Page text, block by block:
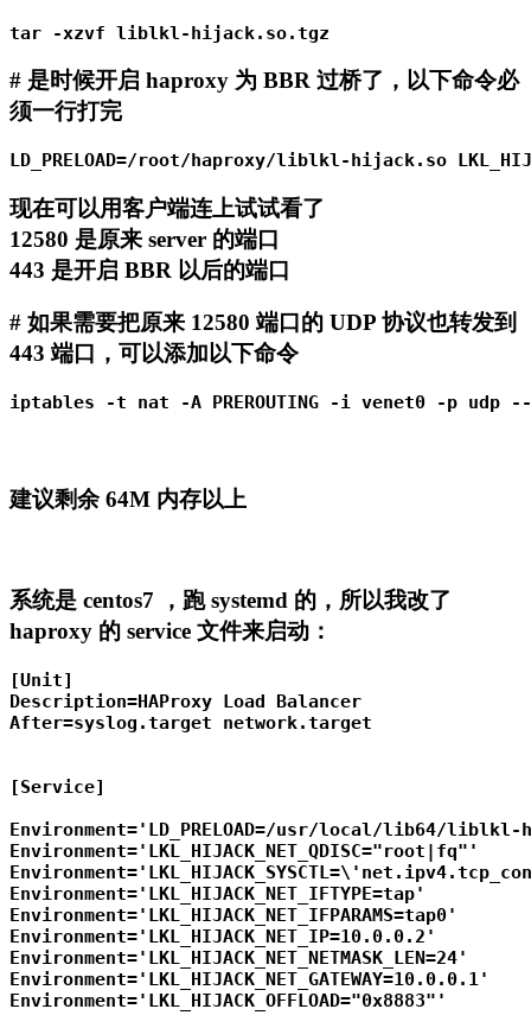
tar -xzvf liblkl-hijack.so.tgz
# 是时候开启 haproxy 为 BBR 过桥了，以下命令必
须一行打完
LD_PRELOAD=/root/haproxy/liblkl-hijack.so
现在可以用客户端连上试试看了
12580 是原来 server 的端口
443 是开启 BBR 以后的端口
# 如果需要把原来 12580 端口的 UDP 协议也转发到
443 端口，可以添加以下命令
iptables -t nat -A PREROUTING -i venet0 -p udp
建议剩余 64M 内存以上
系统是 centos7 ，跑 systemd 的，所以我改了
haproxy 的 service 文件来启动：
[Unit]
Description=HAProxy Load Balancer
After=syslog.target network.target
[Service]
Environment='LD_PRELOAD=/usr/local/lib64/
Environment='LKL_HIJACK_NET_QDISC="root|fq"'
Environment='LKL_HIJACK_NET_IFTYPE=tap'
Environment='LKL_HIJACK_NET_IFPARAMS=tap0'
Environment='LKL_HIJACK_NET_IP=10.0.0.2'
Environment='LKL_HIJACK_NET_NETMASK_LEN=24'
Environment='LKL_HIJACK_NET_GATEWAY=10.0.0.1'
Environment='LKL_HIJACK_OFFLOAD="0x8883"'